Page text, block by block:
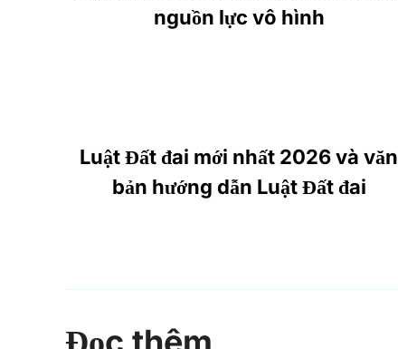
nguồn lực vô hình
Luật Đất đai mới nhất 2026 và văn
bản hướng dẫn Luật Đất đai